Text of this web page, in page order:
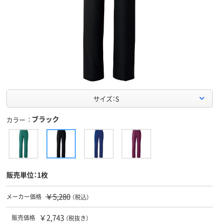
サイズ：S
カラー ブラック
販売単位：1枚
メーカー価格 ￥5,280 （税込）
販売価格 ￥2,743 （税抜き）